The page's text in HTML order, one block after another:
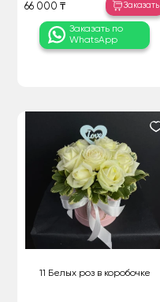
66 000 ₸ Заказать
Заказать по
WhatsApp
11 Белых роз в коробочке